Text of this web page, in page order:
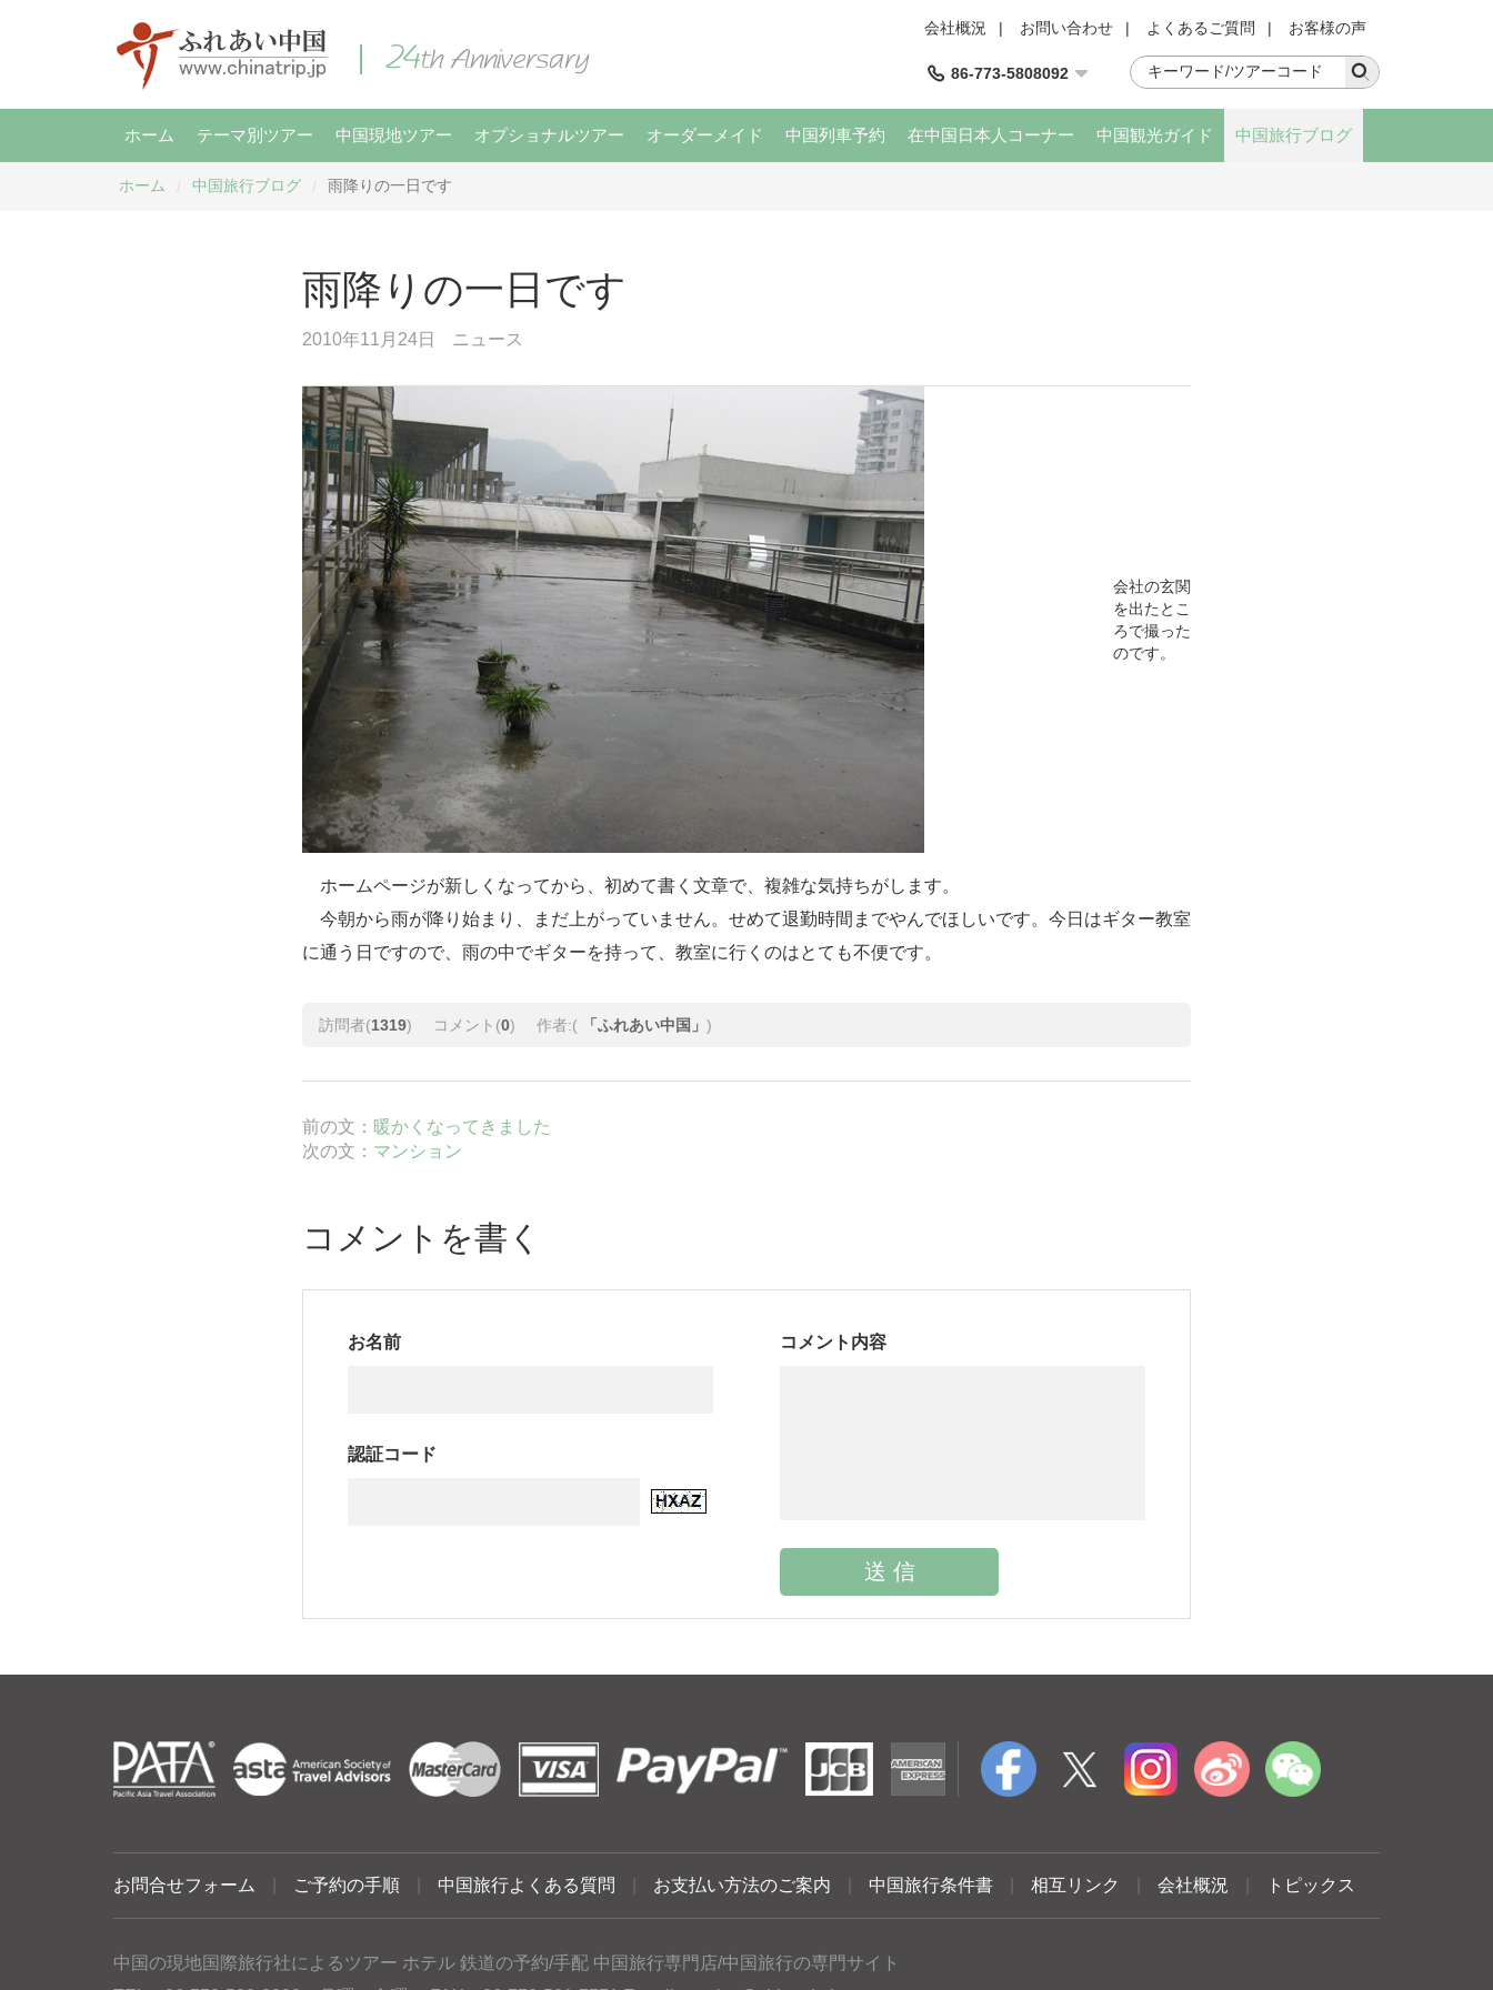
会社概況 | お問い合わせ | よくあるご質問 | お客様の声
86-773-5808092
ホーム テーマ別ツアー 中国現地ツアー オプショナルツアー オーダーメイド 中国列車予約 在中国日本人コーナー 中国観光ガイド 中国旅行ブログ
ホーム 中国旅行ブログ 雨降りの一日です
雨降りの一日です
2010年11月24日 ニュース
会社の玄関
を出たとこ
ろで撮った
のです。
ホームページが新しくなってから、初めて書く文章で、複雑な気持ちがします。
今朝から雨が降り始まり、まだ上がっていません。せめて退勤時間までやんでほしいです。今日はギター教室
に通う日ですので、雨の中でギターを持って、教室に行くのはとても不便です。
訪問者(1319) コメント(0) 作者:( 「ふれあい中国」 )
前の文： 暖かくなってきました
次の文： マンション
コメントを書く
お名前
認証コード
コメント内容
お問合せフォーム ご予約の手順 中国旅行よくある質問 お支払い方法のご案内 中国旅行条件書 相互リンク 会社概況 トピックス
中国の現地国際旅行社によるツアー ホテル 鉄道の予約/手配 中国旅行専門店/中国旅行の専門サイト